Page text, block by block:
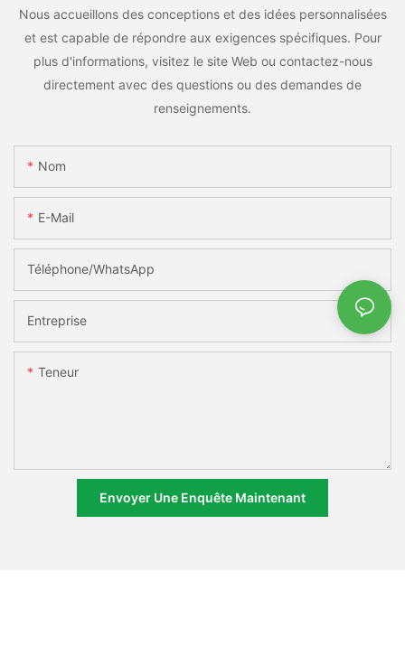
Nous accueillons des conceptions et des idées personnalisées
et est capable de répondre aux exigences spécifiques. Pour
plus d'informations, visitez le site Web ou contactez-nous
directement avec des questions ou des demandes de
renseignements.
Nom
E-Mail
Téléphone/WhatsApp
Entreprise
Teneur
Envoyer Une Enquête Maintenant